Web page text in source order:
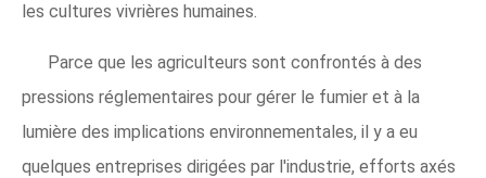
les cultures vivrières humaines.
Parce que les agriculteurs sont confrontés à des
pressions réglementaires pour gérer le fumier et à la
lumière des implications environnementales, il y a eu
quelques entreprises dirigées par l'industrie, efforts axés